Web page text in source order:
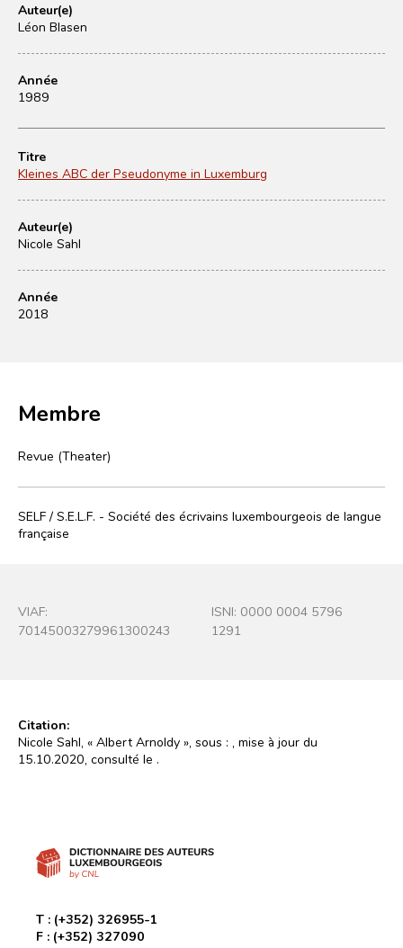
Auteur(e)
Léon Blasen
Année
1989
Titre
Kleines ABC der Pseudonyme in Luxemburg
Auteur(e)
Nicole Sahl
Année
2018
Membre
Revue (Theater)
SELF / S.E.L.F. - Société des écrivains luxembourgeois de langue
française
VIAF:
70145003279961300243
ISNI: 0000 0004 5796
1291
Citation:
Nicole Sahl, « Albert Arnoldy », sous : , mise à jour du
15.10.2020, consulté le .
T : (+352) 326955-1
F : (+352) 327090